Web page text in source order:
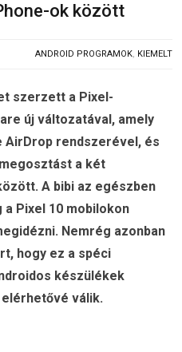
ok között
ANDROID PROGRAMOK, KIEMELT
szerzett a Pixel-
új változatával, amely
AirDrop rendszerével, és
a két
A bibi az egészben
Pixel 10 mobilokon
Nemrég azonban
hogy ez a spéci
készülékek
válik.